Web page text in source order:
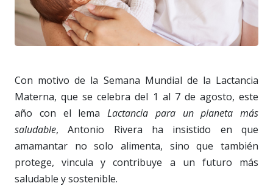
Con motivo de la Semana Mundial de la Lactancia
Materna, que se celebra del 1 al 7 de agosto, este
año con el lema Lactancia para un planeta más
saludable, Antonio Rivera ha insistido en que
amamantar no solo alimenta, sino que también
protege, vincula y contribuye a un futuro más
saludable y sostenible.